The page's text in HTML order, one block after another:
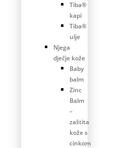
Tiba®
kapi
Tiba®
ulje
Njega
dječje kože
Baby
balm
Zinc
Balm
–
zaštita
kože s
cinkom